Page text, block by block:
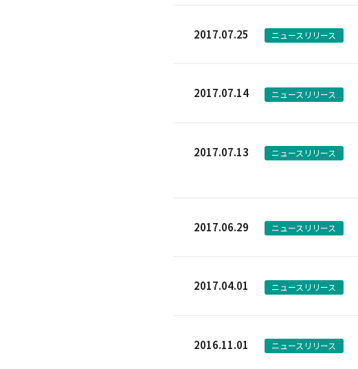
2017.07.25 ニュースリリース
2017.07.14 ニュースリリース
2017.07.13 ニュースリリース
2017.06.29 ニュースリリース
2017.04.01 ニュースリリース
2016.11.01 ニュースリリース